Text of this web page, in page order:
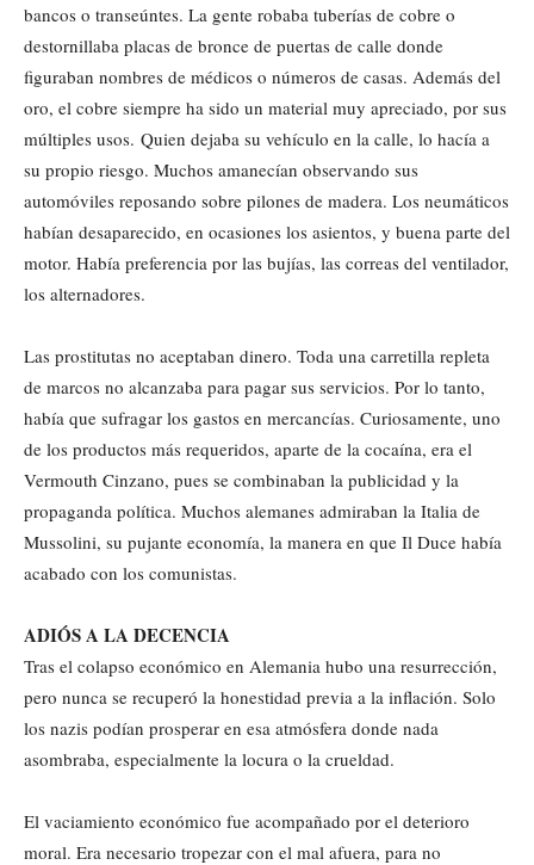
bancos o transeúntes. La gente robaba tuberías de cobre o
destornillaba placas de bronce de puertas de calle donde
figuraban nombres de médicos o números de casas. Además del
oro, el cobre siempre ha sido un material muy apreciado, por sus
múltiples usos. Quien dejaba su vehículo en la calle, lo hacía a
su propio riesgo. Muchos amanecían observando sus
automóviles reposando sobre pilones de madera. Los neumáticos
habían desaparecido, en ocasiones los asientos, y buena parte del
motor. Había preferencia por las bujías, las correas del ventilador,
los alternadores.
Las prostitutas no aceptaban dinero. Toda una carretilla repleta
de marcos no alcanzaba para pagar sus servicios. Por lo tanto,
había que sufragar los gastos en mercancías. Curiosamente, uno
de los productos más requeridos, aparte de la cocaína, era el
Vermouth Cinzano, pues se combinaban la publicidad y la
propaganda política. Muchos alemanes admiraban la Italia de
Mussolini, su pujante economía, la manera en que Il Duce había
acabado con los comunistas.
ADIÓS A LA DECENCIA
Tras el colapso económico en Alemania hubo una resurrección,
pero nunca se recuperó la honestidad previa a la inflación. Solo
los nazis podían prosperar en esa atmósfera donde nada
asombraba, especialmente la locura o la crueldad.
El vaciamiento económico fue acompañado por el deterioro
moral. Era necesario tropezar con el mal afuera, para no